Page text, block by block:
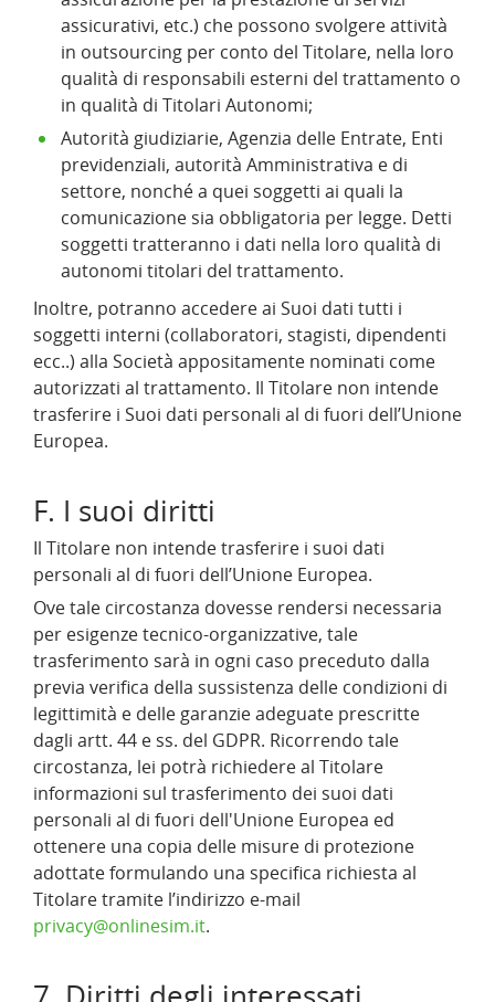
assicurativi, etc.) che possono svolgere attività
in outsourcing per conto del Titolare, nella loro
qualità di responsabili esterni del trattamento o
in qualità di Titolari Autonomi;
Autorità giudiziarie, Agenzia delle Entrate, Enti
previdenziali, autorità Amministrativa e di
settore, nonché a quei soggetti ai quali la
comunicazione sia obbligatoria per legge. Detti
soggetti tratteranno i dati nella loro qualità di
autonomi titolari del trattamento.
Inoltre, potranno accedere ai Suoi dati tutti i
soggetti interni (collaboratori, stagisti, dipendenti
ecc..) alla Società appositamente nominati come
autorizzati al trattamento. Il Titolare non intende
trasferire i Suoi dati personali al di fuori dell’Unione
Europea.
F. I suoi diritti
Il Titolare non intende trasferire i suoi dati
personali al di fuori dell’Unione Europea.
Ove tale circostanza dovesse rendersi necessaria
per esigenze tecnico-organizzative, tale
trasferimento sarà in ogni caso preceduto dalla
previa verifica della sussistenza delle condizioni di
legittimità e delle garanzie adeguate prescritte
dagli artt. 44 e ss. del GDPR. Ricorrendo tale
circostanza, lei potrà richiedere al Titolare
informazioni sul trasferimento dei suoi dati
personali al di fuori dell'Unione Europea ed
ottenere una copia delle misure di protezione
adottate formulando una specifica richiesta al
Titolare tramite l’indirizzo e-mail
privacy@onlinesim.it.